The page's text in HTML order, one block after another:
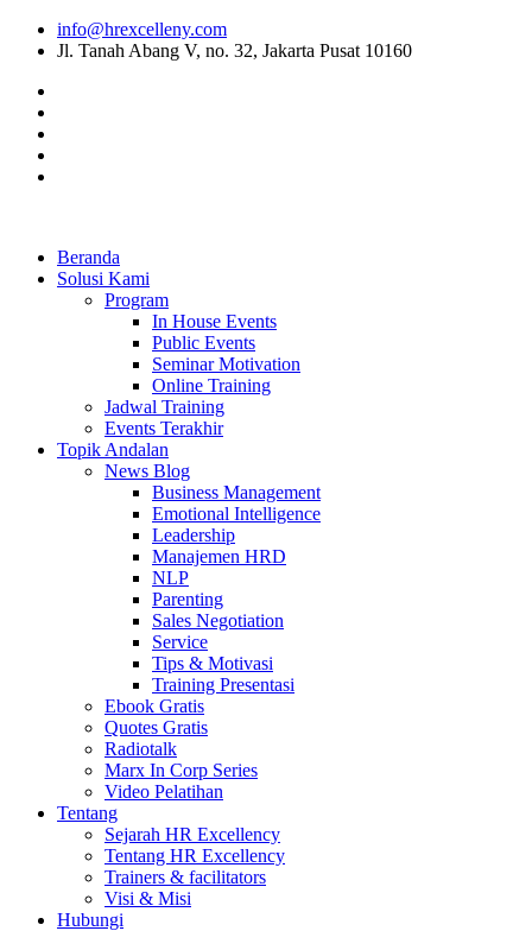
info@hrexcelleny.com
Jl. Tanah Abang V, no. 32, Jakarta Pusat 10160
Beranda
Solusi Kami
Program
In House Events
Public Events
Seminar Motivation
Online Training
Jadwal Training
Events Terakhir
Topik Andalan
News Blog
Business Management
Emotional Intelligence
Leadership
Manajemen HRD
NLP
Parenting
Sales Negotiation
Service
Tips & Motivasi
Training Presentasi
Ebook Gratis
Quotes Gratis
Radiotalk
Marx In Corp Series
Video Pelatihan
Tentang
Sejarah HR Excellency
Tentang HR Excellency
Trainers & facilitators
Visi & Misi
Hubungi